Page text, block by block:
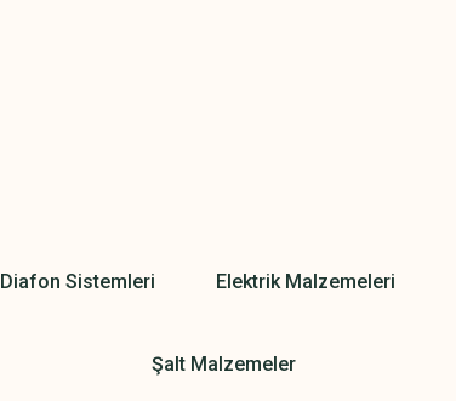
Diafon Sistemleri Elektrik Malzemeleri
Şalt Malzemeler